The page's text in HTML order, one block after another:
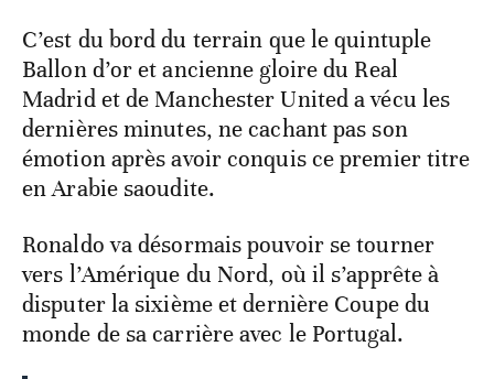
C’est du bord du terrain que le quintuple
Ballon d’or et ancienne gloire du Real
Madrid et de Manchester United a vécu les
dernières minutes, ne cachant pas son
émotion après avoir conquis ce premier titre
en Arabie saoudite.
Ronaldo va désormais pouvoir se tourner
vers l’Amérique du Nord, où il s’apprête à
disputer la sixième et dernière Coupe du
monde de sa carrière avec le Portugal.